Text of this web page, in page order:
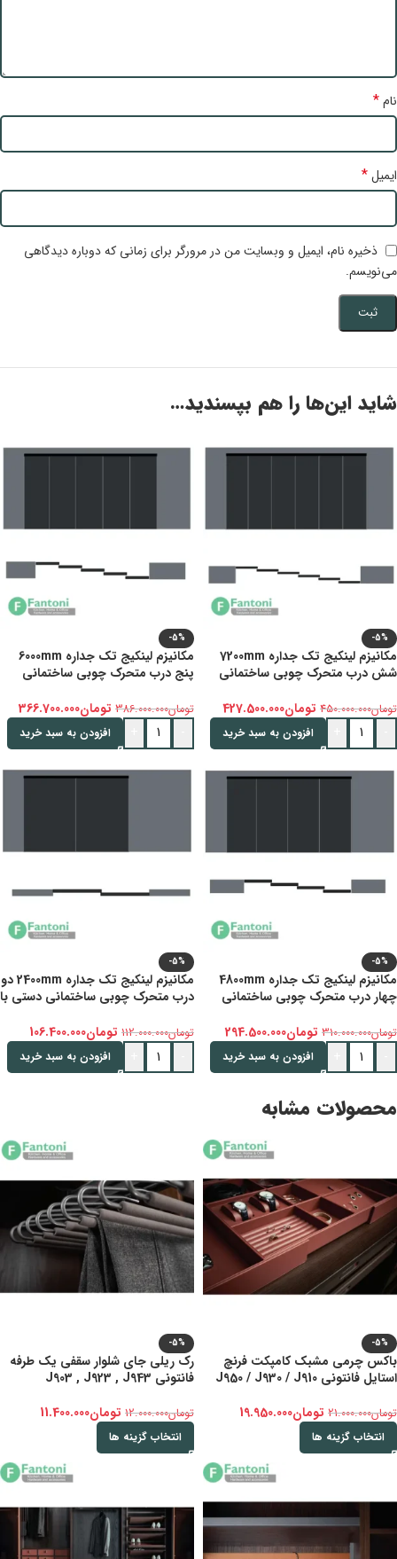
نام*
ایمیل*
ذخیره نام، ایمیل و وبسایت من در مرورگر برای زمانی که دوباره دیدگاهی
می‌نویسم.
شاید این‌ها را هم بپسندید…
-5%
مکانیزم لینکیج تک جداره 7200mm
شش درب متحرک چوبی ساختمانی
فانتونی K206
تومان450.000.000 تومان427.500.000
افزودن به سبد خرید
-5%
مکانیزم لینکیج تک جداره 6000mm
پنج درب متحرک چوبی ساختمانی
فانتونی K205
تومان386.000.000 تومان366.700.000
افزودن به سبد خرید
-5%
مکانیزم لینکیج تک جداره 4800mm
چهار درب متحرک چوبی ساختمانی
فانتونی K204
تومان310.000.000 تومان294.500.000
افزودن به سبد خرید
-5%
مکانیزم لینکیج تک جداره 2400mm دو
درب متحرک چوبی ساختمانی دستی با
تومان112.000.000 تومان106.400.000
افزودن به سبد خرید
محصولات مشابه
-5%
باکس چرمی مشبک کامپکت فرنچ
استایل فانتونی J950 / J930 / J910
تومان21.000.000 تومان19.950.000
انتخاب گزینه ها
-5%
رک ریلی جای شلوار سقفی یک طرفه
فانتونی J903 , J923 , J943
تومان12.000.000 تومان11.400.000
انتخاب گزینه ها